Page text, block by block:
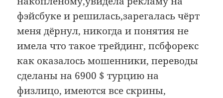
фэйсбуке и решилась,зарегалась чёрт
меня дёрнул, никогда и понятия не
имела что такое трейдинг, псбфорекс
как оказалось мошенники, переводы
сделаны на 6900 $ турцию на
физлицо, имеются все скрины,